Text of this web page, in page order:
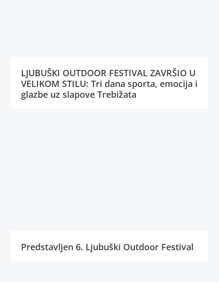
LJUBUŠKI OUTDOOR FESTIVAL ZAVRŠIO U
VELIKOM STILU: Tri dana sporta, emocija i
glazbe uz slapove Trebižata
Predstavljen 6. Ljubuški Outdoor Festival